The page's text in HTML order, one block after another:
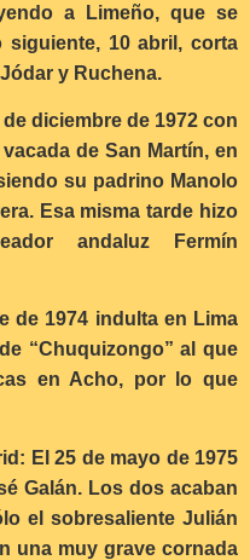
a Limeño, que se
siguiente, 10 abril, corta
y Ruchena.
diciembre de 1972 con
de San Martín, en
su padrino Manolo
Esa misma tarde hizo
andaluz Fermín
de 1974 indulta en Lima
“Chuquizongo” al que
en Acho, por lo que
El 25 de mayo de 1975
Galán. Los dos acaban
el sobresaliente Julián
una muy grave cornada